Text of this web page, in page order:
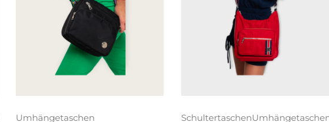
Umhängetaschen
Schultertaschen